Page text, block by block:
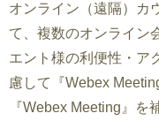
オンライン（遠隔）カ
て、複数のオンライン
エント様の利便性・ア
慮して『Webex
『Webex Meeting』